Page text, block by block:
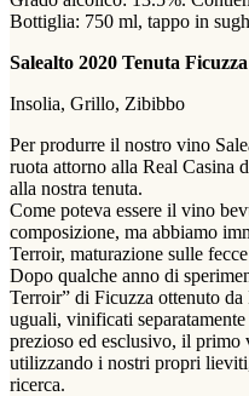
Bottiglia: 750 ml, tappo in
Salealto 2020 Tenuta Ficuzza
Insolia, Grillo, Zibibbo
Per produrre il nostro vino
ruota attorno alla Real Casina
alla nostra tenuta.
Come poteva essere il vino
composizione, ma abbiamo
Terroir, maturazione sulle
Dopo qualche anno di
Terroir” di Ficuzza ottenuto
uguali, vinificati
prezioso ed esclusivo, il
utilizzando i nostri propri
ricerca.